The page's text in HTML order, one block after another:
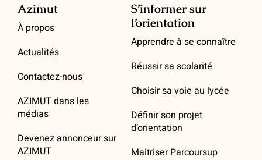
Azimut
À propos
Actualités
Contactez-nous
AZIMUT dans les
médias
Devenez annonceur sur
AZIMUT
S’informer sur
l’orientation
Apprendre à se connaître
Réussir sa scolarité
Choisir sa voie au lycée
Définir son projet
d’orientation
Maitriser Parcoursup